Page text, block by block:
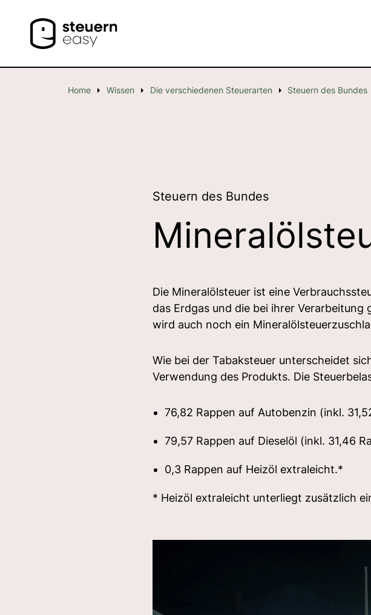
Home Wissen Die verschiedenen Steuerarten Steuern des Bundes
Steuern des Bundes
Die Mineralölsteuer ist eine
das Erdgas und die bei ihrer
wird auch noch ein
Wie bei der Tabaksteuer unterscheidet
Verwendung des Produkts. Die
76,82 Rappen auf Autobenzin (inkl.
79,57 Rappen auf Dieselöl (inkl. 31,46
0,3 Rappen auf Heizöl extraleicht.*
* Heizöl extraleicht unterliegt zusätzlich